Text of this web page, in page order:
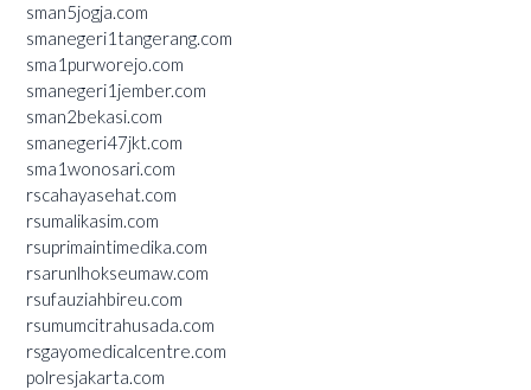
sman5jogja.com
smanegeri1tangerang.com
sma1purworejo.com
smanegeri1jember.com
sman2bekasi.com
smanegeri47jkt.com
sma1wonosari.com
rscahayasehat.com
rsumalikasim.com
rsuprimaintimedika.com
rsarunlhokseumaw.com
rsufauziahbireu.com
rsumumcitrahusada.com
rsgayomedicalcentre.com
polresjakarta.com